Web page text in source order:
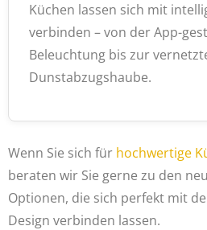
Küchen lassen sich mit
verbinden – von der App-
Beleuchtung bis zur
Dunstabzugshaube.
Wenn Sie sich für hochwertige
beraten wir Sie gerne zu den
Optionen, die sich perfekt mit
Design verbinden lassen.